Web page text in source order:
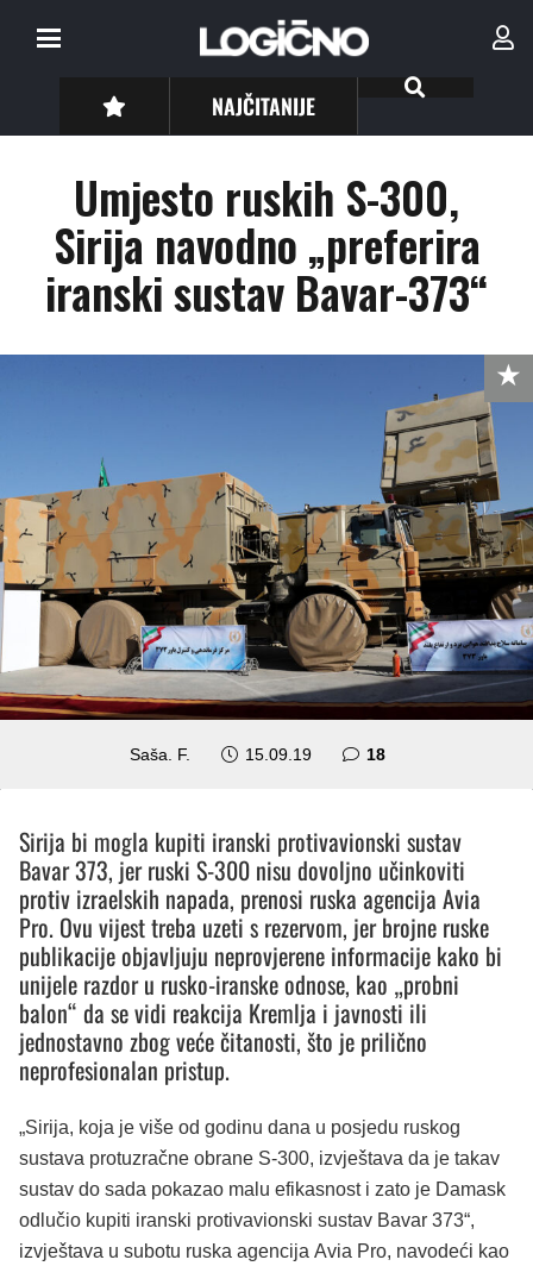
NAJČITANIJE
Umjesto ruskih S-300,
Sirija navodno „preferira
iranski sustav Bavar-373“
Saša. F. 15.09.19 18komentara
Sirija bi mogla kupiti iranski protivavionski sustav
Bavar 373, jer ruski S-300 nisu dovoljno učinkoviti
protiv izraelskih napada, prenosi ruska agencija Avia
Pro. Ovu vijest treba uzeti s rezervom, jer brojne ruske
publikacije objavljuju neprovjerene informacije kako bi
unijele razdor u rusko-iranske odnose, kao „probni
balon“ da se vidi reakcija Kremlja i javnosti ili
jednostavno zbog veće čitanosti, što je prilično
neprofesionalan pristup.
„Sirija, koja je više od godinu dana u posjedu ruskog
sustava protuzračne obrane S-300, izvještava da je takav
sustav do sada pokazao malu efikasnost i zato je Damask
odlučio kupiti iranski protivavionski sustav Bavar 373“,
izvještava u subotu ruska agencija Avia Pro, navodeći kao